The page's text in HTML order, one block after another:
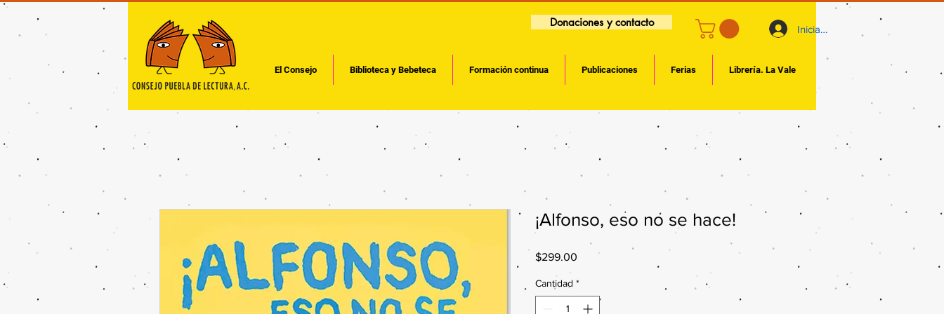
Donaciones y contacto Iniciar sesión
El Consejo Biblioteca y Bebeteca Formación continua Publicaciones Ferias Librería. La Vale
¡Alfonso, eso no se hace!
$299.00 Precio
Cantidad *